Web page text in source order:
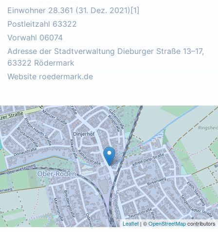
Einwohner 28.361 (31. Dez. 2021)[1]
Postleitzahl 63322
Vorwahl 06074
Adresse der Stadtverwaltung Dieburger Straße 13–17,
63322 Rödermark
Website roedermark.de
Leaflet | ©OpenStreetMapcontributors